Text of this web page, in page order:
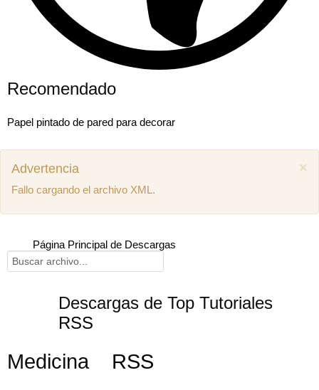
Juan miguel Como puedo descargar el manual de mecánica
Recomendado
Papel pintado de pared para decorar
×
Advertencia
Fallo cargando el archivo XML.
Página Principal de Descargas
Descargas de Top Tutoriales
RSS
Medicina RSS